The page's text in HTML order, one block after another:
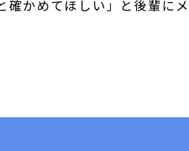
確かめてほしい」と後輩に